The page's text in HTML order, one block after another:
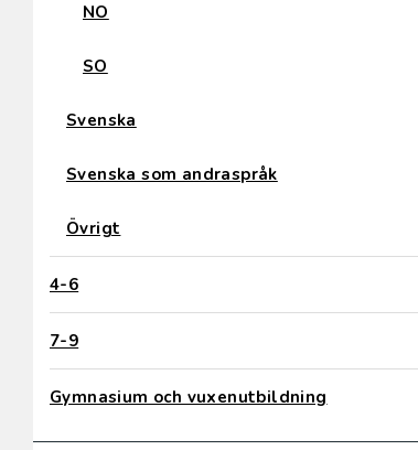
NO
SO
Svenska
Svenska som andraspråk
Övrigt
4-6
7-9
Gymnasium och vuxenutbildning